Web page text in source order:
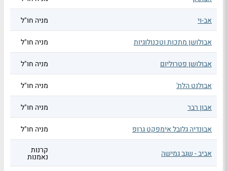
אב-וי מניה חו"ל
אבולושן מתכות וטכנולוגיות מניה חו"ל
אבולושן פטרוליום מניה חו"ל
אבולנט הלת' מניה חו"ל
אבון רבר מניה חו"ל
אבונדיה גלובל אימפקט גרופ מניה חו"ל
אביב - שגב גמישה קרנות
נאמנות